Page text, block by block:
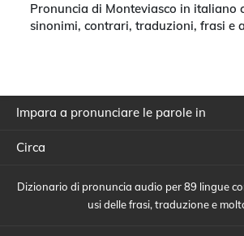
Pronuncia di Monteviasco in italiano
sinonimi, contrari, traduzioni, frasi e
Impara a pronunciare le parole in
Circa
Dizionario di pronuncia audio per 89 lingue
usi delle frasi, traduzione e